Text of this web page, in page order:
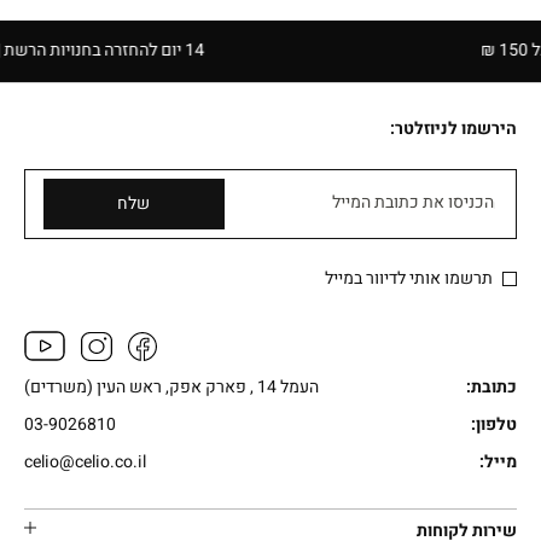
הירשמו לניוזלטר:
הכניסו את כתובת המייל שלח
תרשמו אותי לדיוור במייל
כתובת:
העמל 14 , פארק אפק, ראש העין (משרדים)
טלפון:
03-9026810
מייל:
celio@celio.co.il
שירות לקוחות